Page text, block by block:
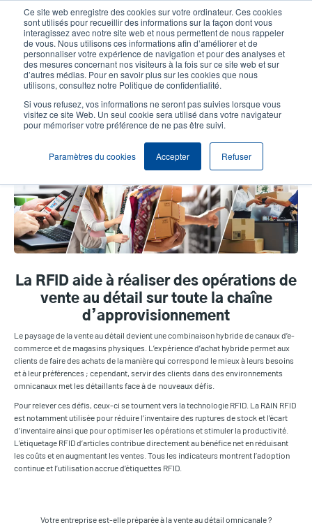
Ce site web enregistre des cookies sur votre ordinateur. Ces cookies
sont utilisés pour recueillir des informations sur la façon dont vous
interagissez avec notre site web et nous permettent de nous rappeler
de vous. Nous utilisons ces informations afin d’améliorer et de
personnaliser votre expérience de navigation et pour des analyses et
des mesures concernant nos visiteurs à la fois sur ce site web et sur
d’autres médias. Pour en savoir plus sur les cookies que nous
utilisons, consultez notre Politique de confidentialité.
Si vous refusez, vos informations ne seront pas suivies lorsque vous
visitez ce site Web. Un seul cookie sera utilisé dans votre navigateur
pour mémoriser votre préférence de ne pas être suivi.
Paramètres du cookies Accepter Refuser
contenu
principal
User
account
menu
User
Header
Sélection Produits Contact Commercial
RFID pour vente au détail
La RFID aide à réaliser des opérations de
vente au détail sur toute la chaîne
d’approvisionnement
Le paysage de la vente au détail devient une combinaison hybride de canaux d’e-
commerce et de magasins physiques. L’expérience d’achat hybride permet aux
clients de faire des achats de la manière qui correspond le mieux à leurs besoins
et à leur préférences ; cependant, servir des clients dans des environnements
omnicanaux met les détaillants face à de nouveaux défis.
Pour relever ces défis, ceux-ci se tournent vers la technologie RFID. La RAIN RFID
est notamment utilisée pour réduire l’inventaire des ruptures de stock et l’écart
d’inventaire ainsi que pour optimiser les opérations et stimuler la productivité.
L’étiquetage RFID d’articles contribue directement au bénéfice net en réduisant
les coûts et en augmentant les ventes. Tous les indicateurs montrent l’adoption
continue et l’utilisation accrue d’étiquettes RFID.
Votre entreprise est-elle préparée à la vente au détail omnicanale ?